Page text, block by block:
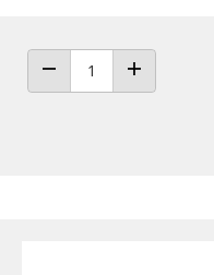
ANZAHL VERRINGERN
ANZAHL